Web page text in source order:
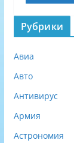
Рубрики
Авиа
Авто
Антивирус
Армия
Астрономия